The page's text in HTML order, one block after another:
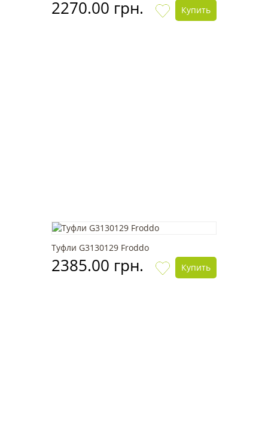
2270.00 грн. Купить
Туфли G3130129 Froddo
2385.00 грн. Купить